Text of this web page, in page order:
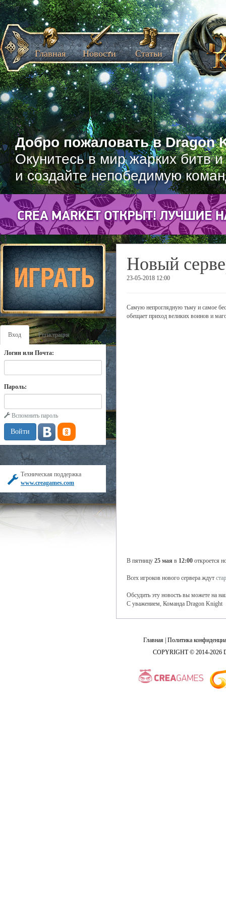
Добро пожаловать в Dragon
Окунитесь в мир жарких битв
и создайте непобедимую
Главная Новости Статьи
Вход Регистрация
Логин или Почта:
Пароль:
Вспомнить пароль
Техническая поддержка
www.creagames.com
Новый
23-05-2018 12:00
Самую непроглядную тьму и самое
обещает приход великих воинов и
В пятницу 25 мая в 12:00 откроется
Всех игроков нового сервера ждут
Обсудить эту новость вы можете на
С уважением, Команда Dragon Knight
Главная Политика
COPYRIGHT © 2014-2026